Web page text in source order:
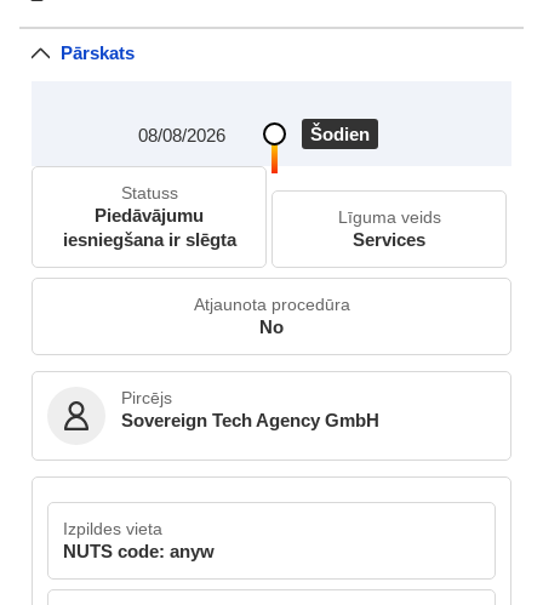
Pārskats
Šodien
08/08/2026
Statuss
Piedāvājumu
iesniegšana ir slēgta
Līguma veids
Services
Atjaunota procedūra
No
Pircējs
Sovereign Tech Agency GmbH
Izpildes vieta
NUTS code: anyw